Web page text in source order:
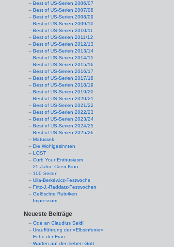
Best of US-Serien 2006/07
Best of US-Serien 2007/08
Best of US-Serien 2008/09
Best of US-Serien 2009/10
Best of US-Serien 2010/11
Best of US-Serien 2011/12
Best of US-Serien 2012/13
Best of US-Serien 2013/14
Best of US-Serien 2014/15
Best of US-Serien 2015/16
Best of US-Serien 2016/17
Best of US-Serien 2017/18
Best of US-Serien 2018/19
Best of US-Serien 2019/20
Best of US-Serien 2020/21
Best of US-Serien 2021/22
Best of US-Serien 2022/23
Best of US-Serien 2023/24
Best of US-Serien 2024/25
Best of US-Serien 2025/26
Matussek
Die Wohlgesinnten
LOST
Curb Your Enthusiasm
25 Jahre Coen-Kino
100 Seiten
Ulla-Berkéwicz-Festwoche
Fritz-J.-Raddatz-Festwochen
Gelöschte Rubriken
Impressum
Neueste Beiträge
Ode an Claudius Seidl
Uraufführung der »Elbsinfonie«
Echo der Frau
Warten auf den lieben Gott